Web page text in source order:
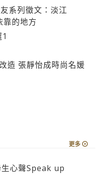
系列徵文：淡江
的地方
造 張靜怡成時尚名媛
更多
心聲Speak up